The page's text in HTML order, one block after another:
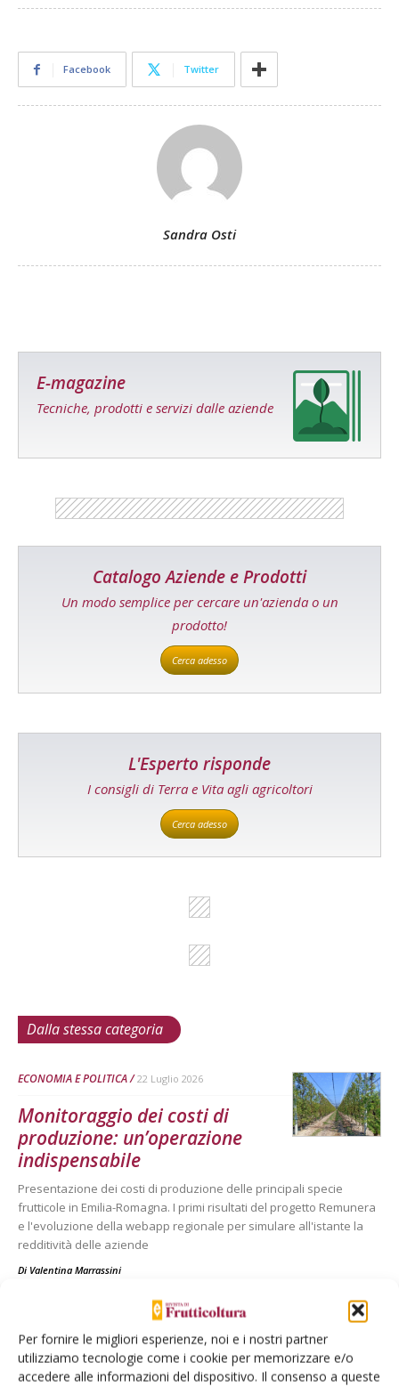
Per fornire le migliori esperienze, noi e i nostri partner
utilizziamo tecnologie come i cookie per memorizzare e/o
accedere alle informazioni del dispositivo. Il consenso a queste
Facebook Twitter
Sandra Osti
E-magazine
Tecniche, prodotti e servizi dalle aziende
Catalogo Aziende e Prodotti
Un modo semplice per cercare un'azienda o un
prodotto!
Cerca adesso
L'Esperto risponde
I consigli di Terra e Vita agli agricoltori
Cerca adesso
Dalla stessa categoria
ECONOMIA E POLITICA 22 Luglio 2026
Monitoraggio dei costi di
produzione: un’operazione
indispensabile
Presentazione dei costi di produzione delle principali specie
frutticole in Emilia-Romagna. I primi risultati del progetto Remunera
e l'evoluzione della webapp regionale per simulare all'istante la
redditività delle aziende
Di Valentina Marrassini
Tea, una grande opportunità